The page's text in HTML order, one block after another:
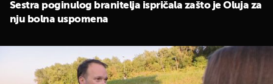
Sestra poginulog branitelja ispričala zašto je Oluja za
nju bolna uspomena